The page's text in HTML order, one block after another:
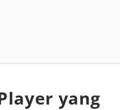
yang